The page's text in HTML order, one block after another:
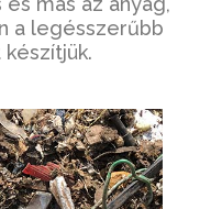
a legésszerűbb